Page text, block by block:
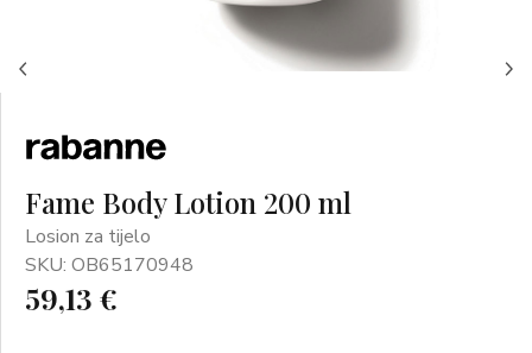
Fame Body Lotion 200 ml
Losion za tijelo
SKU: OB65170948
59,13 €